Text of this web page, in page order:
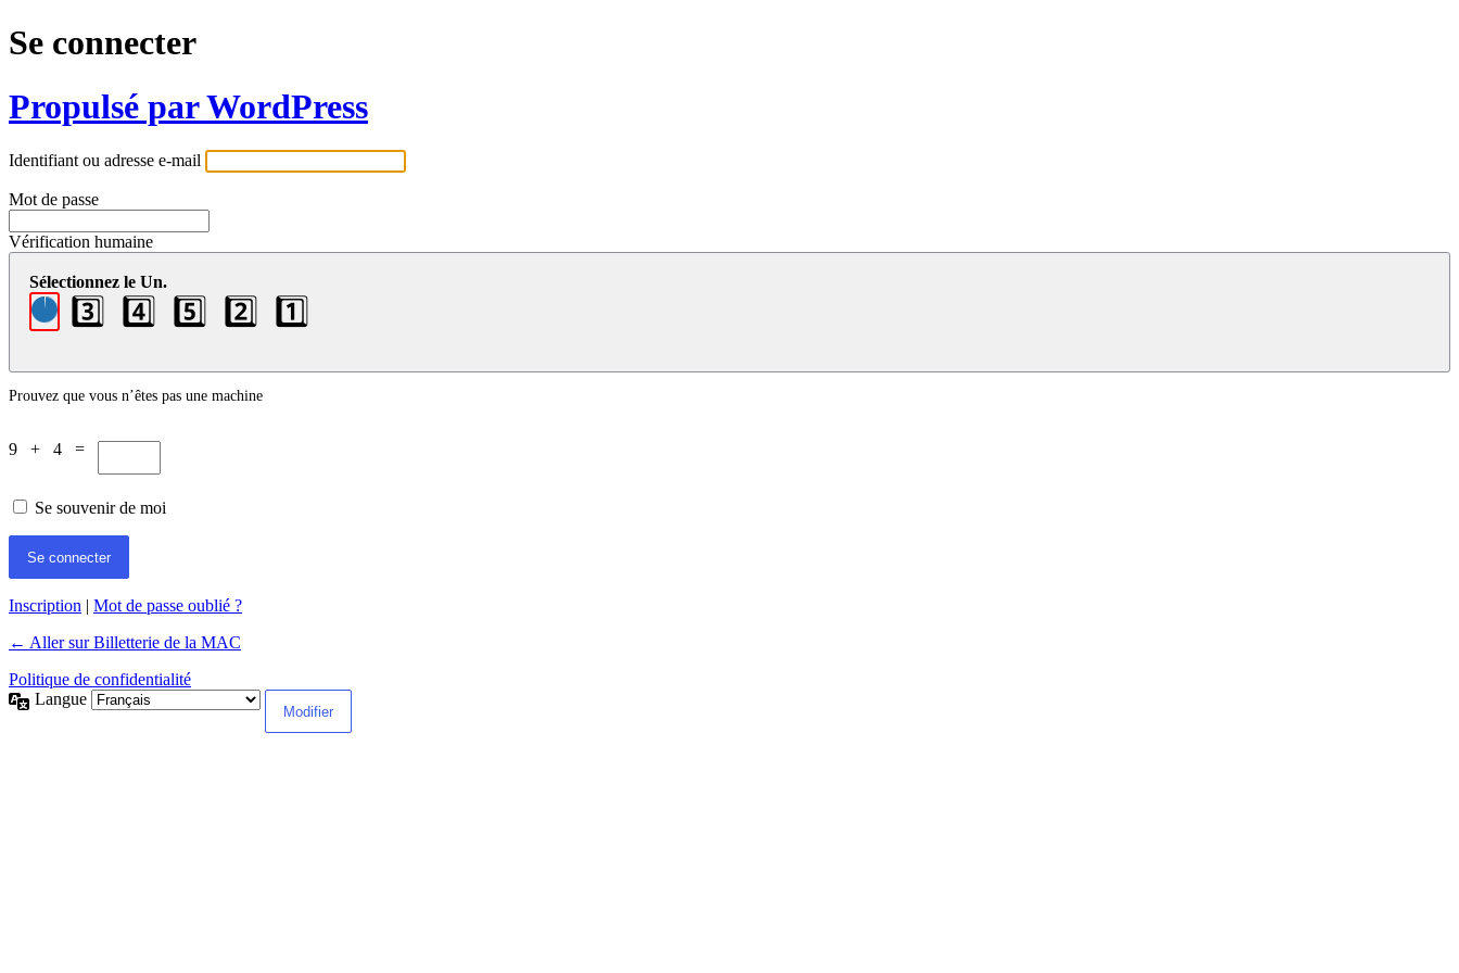
Se connecter
Propulsé par WordPress
Identifiant ou adresse e-mail
Mot de passe
Vérification humaine
Sélectionnez le Un.
3️⃣ 4️⃣ 5️⃣ 2️⃣ 1️⃣
Prouvez que vous n’êtes pas une machine
9 + 4 =
Se souvenir de moi
Inscription
Mot de passe oublié ?
← Aller sur Billetterie de la MAC
Politique de confidentialité
Langue